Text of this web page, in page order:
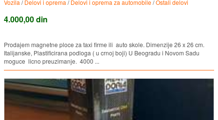
Vozila /Delovi i oprema /Delovi i oprema za automobile/Ostali delovi
4.000,00 din
Prodajem magnetne ploce za taxi firme ili auto skole. Dimenzije 26 x 26 cm.
Italijanske, Plastificirana podloga ( u crnoj boji) U Beogradu i Novom Sadu
moguce licno preuzimanje. 4000 ...